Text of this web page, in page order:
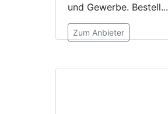
und Gewerbe. Bestell...
Zum Anbieter